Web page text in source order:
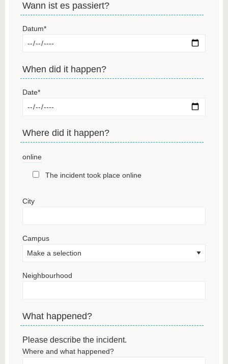
Wann ist es passiert?
Datum*
When did it happen?
Date*
Where did it happen?
online
The incident took place online
City
Campus
Neighbourhood
What happened?
Please describe the incident.
Where and what happened?